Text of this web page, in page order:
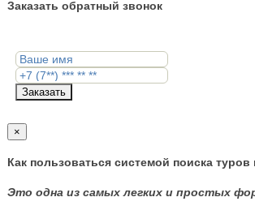
Заказать обратный звонок
Заказать
×
Как пользоваться системой поиска
Это одна из самых легких и простых